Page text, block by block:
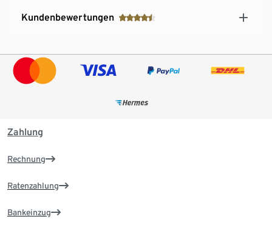
Kundenbewertungen
Zahlung
Rechnung
Ratenzahlung
Bankeinzug